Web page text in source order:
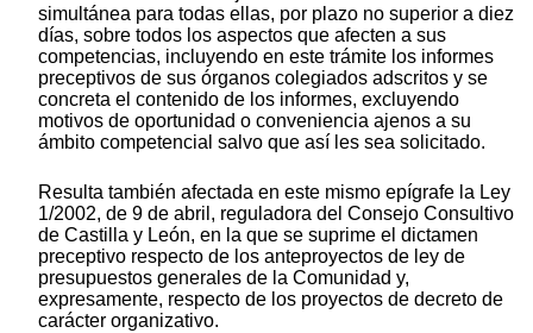
simultánea para todas ellas, por plazo no superior a diez
días, sobre todos los aspectos que afecten a sus
competencias, incluyendo en este trámite los informes
preceptivos de sus órganos colegiados adscritos y se
concreta el contenido de los informes, excluyendo
motivos de oportunidad o conveniencia ajenos a su
ámbito competencial salvo que así les sea solicitado.
Resulta también afectada en este mismo epígrafe la Ley
1/2002, de 9 de abril, reguladora del Consejo Consultivo
de Castilla y León, en la que se suprime el dictamen
preceptivo respecto de los anteproyectos de ley de
presupuestos generales de la Comunidad y,
expresamente, respecto de los proyectos de decreto de
carácter organizativo.